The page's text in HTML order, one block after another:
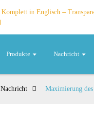
Produkte Nachricht
Nachricht Maximierung